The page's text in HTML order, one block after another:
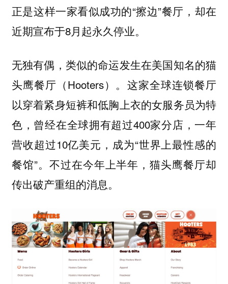
正是这样一家看似成功的“擦边”餐厅，却在
近期宣布于8月起永久停业。
无独有偶，类似的命运发生在美国知名的猫
头鹰餐厅（Hooters）。这家全球连锁餐厅
以穿着紧身短裤和低胸上衣的女服务员为特
色，曾经在全球拥有超过400家分店，一年
营收超过10亿美元，成为“世界上最性感的
餐馆”。不过在今年上半年，猫头鹰餐厅却
传出破产重组的消息。